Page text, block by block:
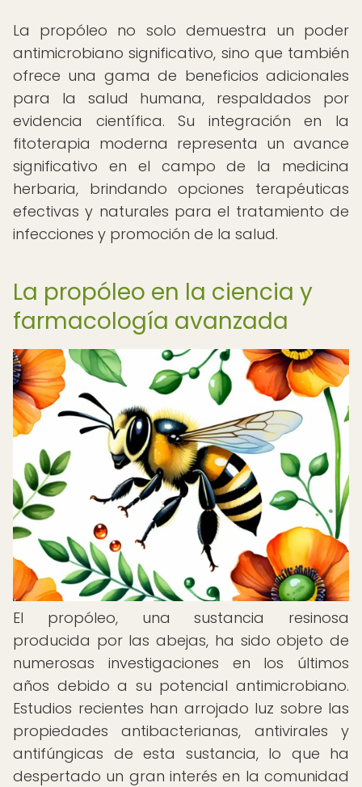
La propóleo no solo demuestra un poder
antimicrobiano significativo, sino que también
ofrece una gama de beneficios adicionales
para la salud humana, respaldados por
evidencia científica. Su integración en la
fitoterapia moderna representa un avance
significativo en el campo de la medicina
herbaria, brindando opciones terapéuticas
efectivas y naturales para el tratamiento de
infecciones y promoción de la salud.
La propóleo en la ciencia y
farmacología avanzada
El propóleo, una sustancia resinosa
producida por las abejas, ha sido objeto de
numerosas investigaciones en los últimos
años debido a su potencial antimicrobiano.
Estudios recientes han arrojado luz sobre las
propiedades antibacterianas, antivirales y
antifúngicas de esta sustancia, lo que ha
despertado un gran interés en la comunidad